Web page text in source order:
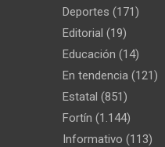
Deportes (171)
Editorial (19)
Educación (14)
En tendencia (121)
Estatal (851)
Fortín (1.144)
Informativo (113)